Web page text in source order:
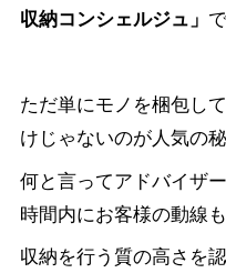
収納コンシェルジュ」
ただ単にモノを梱包し
けじゃないのが人気の
何と言ってアドバイザ
時間内にお客様の動線
収納を行う質の高さを